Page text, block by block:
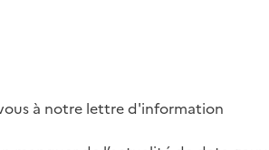
à notre lettre d'information